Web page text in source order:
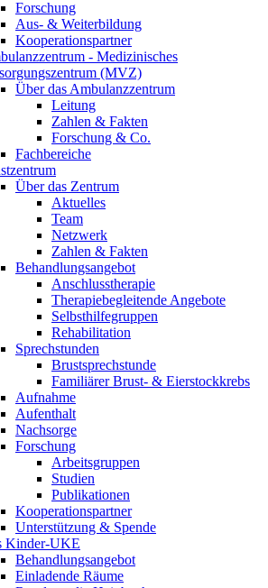
Forschung
Aus- & Weiterbildung
Kooperationspartner
- Medizinisches
(MVZ)
Über das Ambulanzzentrum
Leitung
Zahlen & Fakten
Forschung & Co.
Fachbereiche
Über das Zentrum
Aktuelles
Team
Netzwerk
Zahlen & Fakten
Behandlungsangebot
Anschlusstherapie
Therapiebegleitende Angebote
Selbsthilfegruppen
Rehabilitation
Sprechstunden
Brustsprechstunde
Familiärer Brust- & Eierstockkrebs
Aufnahme
Aufenthalt
Nachsorge
Forschung
Arbeitsgruppen
Studien
Publikationen
Kooperationspartner
Unterstützung & Spende
Kinder-UKE
Behandlungsangebot
Einladende Räume